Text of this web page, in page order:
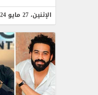
الإثنين، 27 مايو 2024 08:22 م